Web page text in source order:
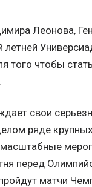
Леонова,
летней
того чтобы
свои
ряде
перед
матчи